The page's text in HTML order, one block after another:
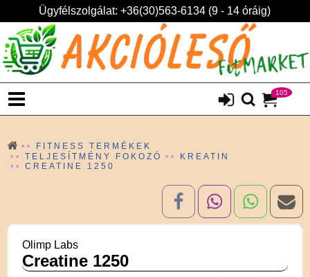
Ügyfélszolgálat: +36(30)563-6134 (9 - 14 óráig)
105
FITNESS TERMÉKEK
TELJESÍTMÉNY FOKOZÓ
KREATIN
CREATINE 1250
Olimp Labs
Creatine 1250